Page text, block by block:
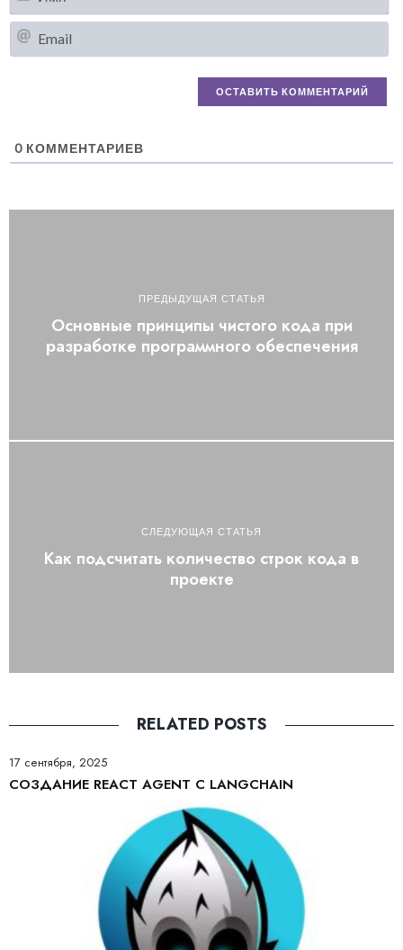
0 КОММЕНТАРИЕВ
ПРЕДЫДУЩАЯ СТАТЬЯ
Основные принципы чистого кода при
разработке программного обеспечения
СЛЕДУЮЩАЯ СТАТЬЯ
Как подсчитать количество строк кода в
проекте
RELATED POSTS
17 сентября, 2025
СОЗДАНИЕ REACT AGENT С LANGCHAIN